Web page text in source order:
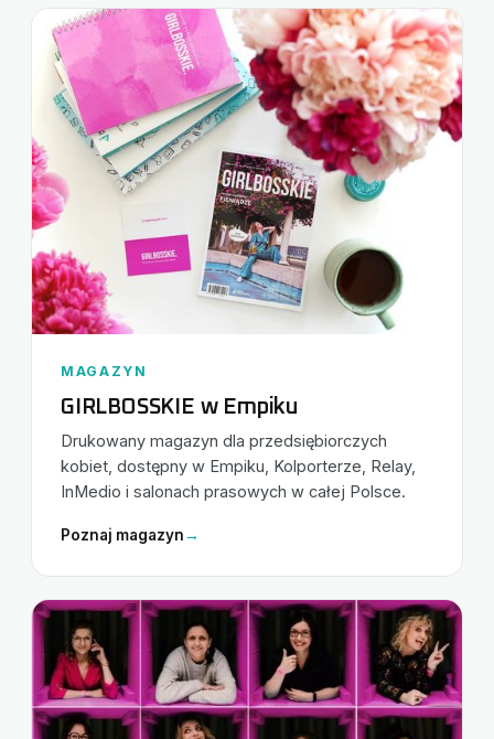
MAGAZYN
GIRLBOSSKIE w Empiku
Drukowany magazyn dla przedsiębiorczych
kobiet, dostępny w Empiku, Kolporterze, Relay,
InMedio i salonach prasowych w całej Polsce.
Poznaj magazyn→